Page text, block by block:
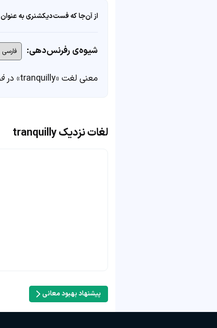
از آن‌جا که فست‌دیکشنری به
شیوه‌ی رفرنس‌دهی:
معنی لغت «tranquilly» در
لغات نزدیک tranquilly
پیشنهاد بهبود معانی